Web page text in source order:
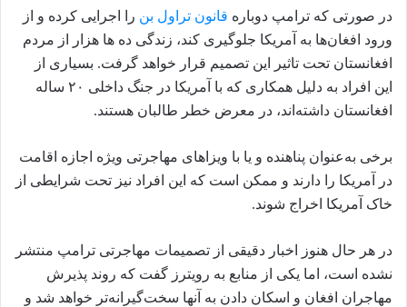
در صورتی که ترامپ دوباره قانون تراول بن را اجرایی کرده و از
ورود افغان‌ها به آمریکا جلوگیری کند، زندگی ده ها هزار از مردم
افغانستان تحت تاثیر این تصمیم قرار خواهد گرفت. بسیاری از
این افراد به دلیل همکاری که با آمریکا در جنگ داخلی ۲۰ ساله
افغانستان داشته‌اند، در معرض خطر طالبان هستند.
برخی به‌عنوان پناهنده و یا با ویزاهای مهاجرتی ویژه اجازه اقامت
در آمریکا را دارند و ممکن است که این افراد نیز تحت شرایطی از
خاک آمریکا اخراج شوند.
در هر حال هنوز اخبار دقیقی از تصمیمات مهاجرتی ترامپ منتشر
نشده است، اما یکی از منابع به رویترز گفت که روند پذیرش
مهاجران افغان و اسکان دادن به آنها سخت‌گیرانه‌تر خواهد شد و